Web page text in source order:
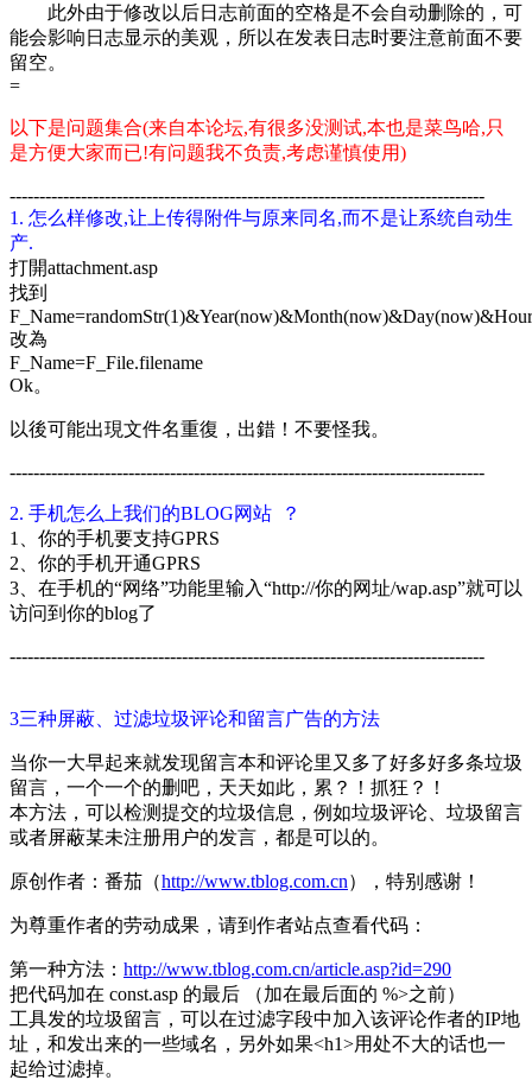
此外由于修改以后日志前面的空格是不会自动删除的，可
能会影响日志显示的美观，所以在发表日志时要注意前面不要
留空。
=
以下是问题集合(来自本论坛,有很多没测试,本也是菜鸟哈,只
是方便大家而已!有问题我不负责,考虑谨慎使用)
--------------------------------------------------------------------------------
1. 怎么样修改,让上传得附件与原来同名,而不是让系统自动生
产.
打開attachment.asp
找到
改為
F_Name=F_File.filename
Ok。
以後可能出現文件名重復，出錯！不要怪我。
--------------------------------------------------------------------------------
2. 手机怎么上我们的BLOG网站 ？
1、你的手机要支持GPRS
2、你的手机开通GPRS
3、在手机的“网络”功能里输入“http://你的网址/wap.asp”就可以
访问到你的blog了
--------------------------------------------------------------------------------
3三种屏蔽、过滤垃圾评论和留言广告的方法
当你一大早起来就发现留言本和评论里又多了好多好多条垃圾
留言，一个一个的删吧，天天如此，累？！抓狂？！
本方法，可以检测提交的垃圾信息，例如垃圾评论、垃圾留言
或者屏蔽某未注册用户的发言，都是可以的。
原创作者：番茄（http://www.tblog.com.cn），特别感谢！
为尊重作者的劳动成果，请到作者站点查看代码：
第一种方法： http://www.tblog.com.cn/article.asp?id=290
把代码加在 const.asp 的最后 （加在最后面的 %>之前）
工具发的垃圾留言，可以在过滤字段中加入该评论作者的IP地
址，和发出来的一些域名，另外如果<h1>用处不大的话也一
起给过滤掉。